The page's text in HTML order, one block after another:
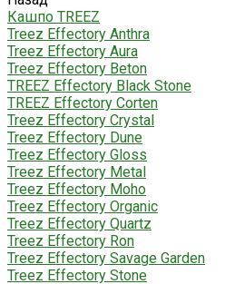
Кашпо TREEZ
Treez Effectory Anthra
Treez Effectory Aura
Treez Effectory Beton
TREEZ Effectory Black Stone
TREEZ Effectory Corten
Treez Effectory Crystal
Treez Effectory Dune
Treez Effectory Gloss
Treez Effectory Metal
Treez Effectory Moho
Treez Effectory Organic
Treez Effectory Quartz
Treez Effectory Ron
Treez Effectory Savage Garden
Treez Effectory Stone